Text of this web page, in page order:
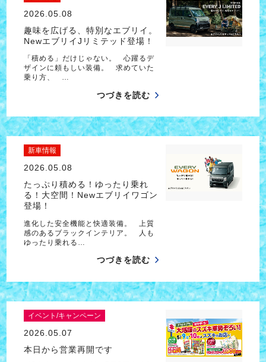
2026.05.08
趣味を広げる、特別なエブリイ。
NewエブリイJリミテッド登場！
「積める」だけじゃない。 心躍るデ
ザインに頼もしい装備。 求めていた
乗り方、 …
つづきを読む
新車情報
2026.05.08
たっぷり積める！ゆったり乗れ
る！大空間！Newエブリイワゴン
登場！
進化した安全機能と快適装備。 上質
感のあるブラックインテリア。 人も
ゆったり乗れる…
つづきを読む
イベント/キャンペーン
2026.05.07
本日から営業再開です